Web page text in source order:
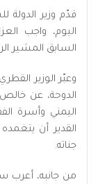
قدّم وزير الدولة
اليوم، واجب
السابق المشير
وعبّر الوزير
الدوحة، عن
اليمني وأسرة
القدير أن
جناته.
من جانبه، أعرب